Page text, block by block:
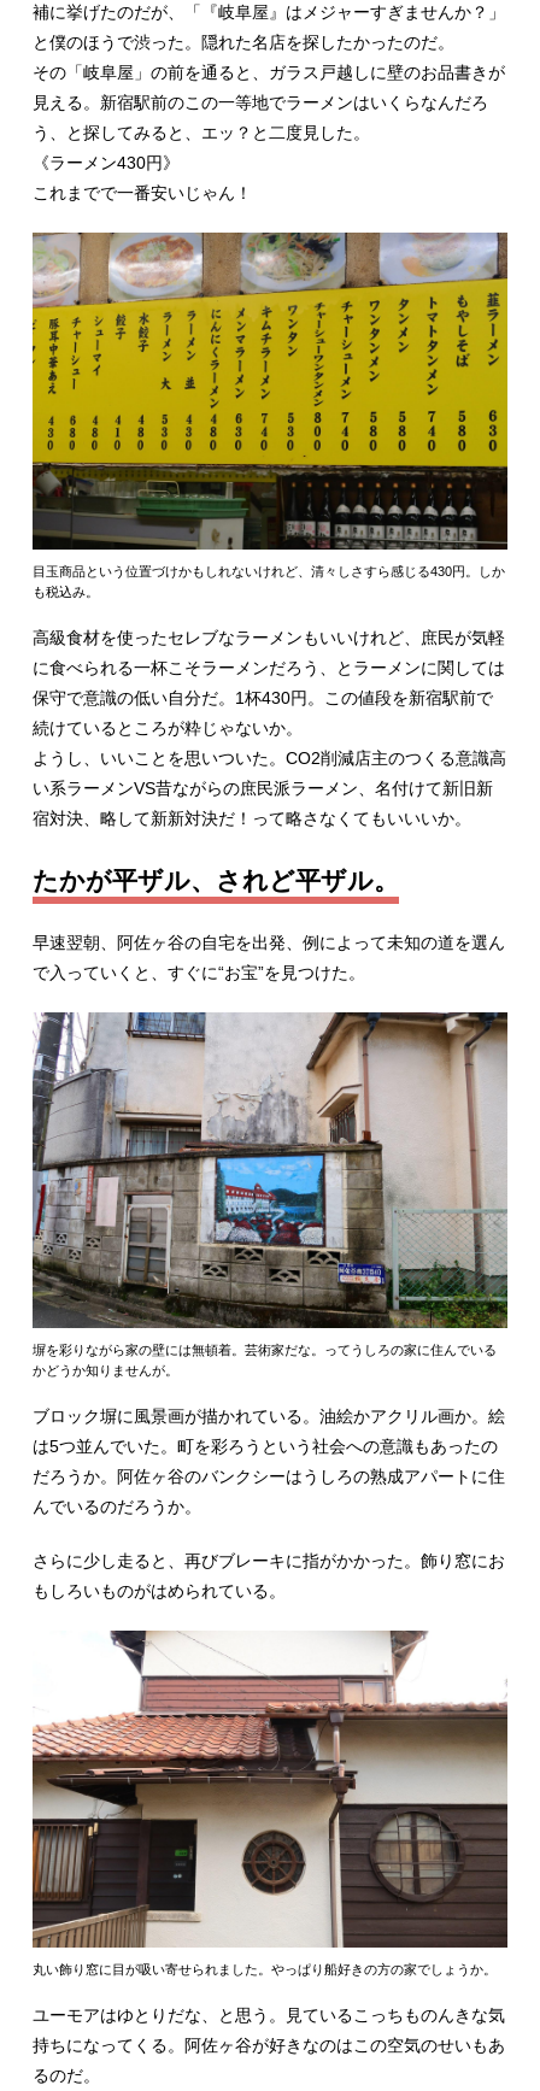
補に挙げたのだが、「『岐阜屋』はメジャーすぎませんか？」
と僕のほうで渋った。隠れた名店を探したかったのだ。
その「岐阜屋」の前を通ると、ガラス戸越しに壁のお品書きが
見える。新宿駅前のこの一等地でラーメンはいくらなんだろ
う、と探してみると、エッ？と二度見した。
《ラーメン430円》
これまでで一番安いじゃん！
目玉商品という位置づけかもしれないけれど、清々しさすら感じる430円。しか
も税込み。
高級食材を使ったセレブなラーメンもいいけれど、庶民が気軽
に食べられる一杯こそラーメンだろう、とラーメンに関しては
保守で意識の低い自分だ。1杯430円。この値段を新宿駅前で
続けているところが粋じゃないか。
ようし、いいことを思いついた。CO2削減店主のつくる意識高
い系ラーメンVS昔ながらの庶民派ラーメン、名付けて新旧新
宿対決、略して新新対決だ！って略さなくてもいいいか。
たかが平ザル、されど平ザル。
早速翌朝、阿佐ヶ谷の自宅を出発、例によって未知の道を選ん
で入っていくと、すぐに“お宝”を見つけた。
塀を彩りながら家の壁には無頓着。芸術家だな。ってうしろの家に住んでいる
かどうか知りませんが。
ブロック塀に風景画が描かれている。油絵かアクリル画か。絵
は5つ並んでいた。町を彩ろうという社会への意識もあったの
だろうか。阿佐ヶ谷のバンクシーはうしろの熟成アパートに住
んでいるのだろうか。
さらに少し走ると、再びブレーキに指がかかった。飾り窓にお
もしろいものがはめられている。
丸い飾り窓に目が吸い寄せられました。やっぱり船好きの方の家でしょうか。
ユーモアはゆとりだな、と思う。見ているこっちものんきな気
持ちになってくる。阿佐ヶ谷が好きなのはこの空気のせいもあ
るのだ。